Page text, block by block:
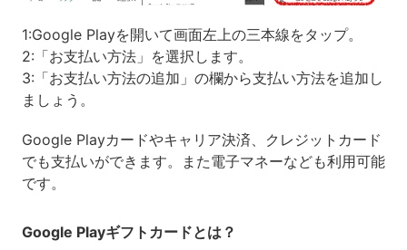
1:Google Playを開いて画面左上の三本線をタップ。
2:「お支払い方法」を選択します。
3:「お支払い方法の追加」の欄から支払い方法を追加し
ましょう。
Google Playカードやキャリア決済、クレジットカード
でも支払いができます。また電子マネーなども利用可能
です。
Google Playギフトカードとは？